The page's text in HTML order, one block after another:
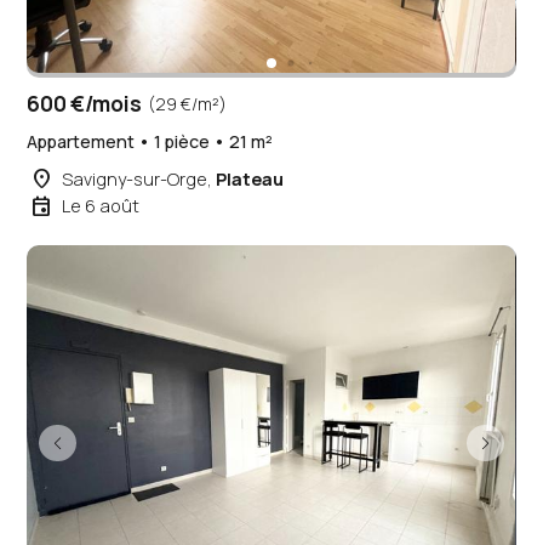
600 €/mois (29 €/m²)
Appartement • 1 pièce • 21 m²
place Savigny-sur-Orge, Plateau
event Le 6 août